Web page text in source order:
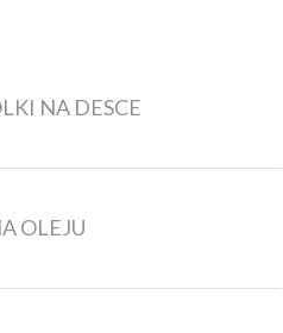
NA DESCE
OLEJU